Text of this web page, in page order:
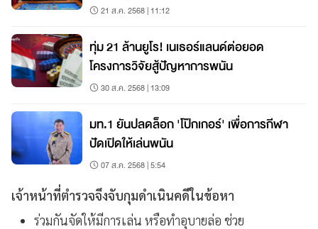
21 ส.ค. 2568 | 11:12
ทุ่ม 21 ล้านยูโร! เนเธอร์แลนด์ต่อยอด
โครงการวิจัยสู้ปัญหาการพนัน
30 ส.ค. 2568 | 13:09
มท.1 ยันปลดล็อก 'โป๊กเกอร์' เพื่อการกีฬา
ปัดเปิดให้เล่นพนัน
07 ส.ค. 2568 | 5:54
เจ้าหน้าที่ตำรวจจึงจับกุมดำเนินคดีในข้อหา
ร่วมกันจัดให้มีการเล่น หรือทำอุบายล่อ ช่วย